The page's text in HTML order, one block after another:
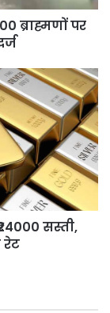
ब्राह्मणों पर
सस्ती,
रेट